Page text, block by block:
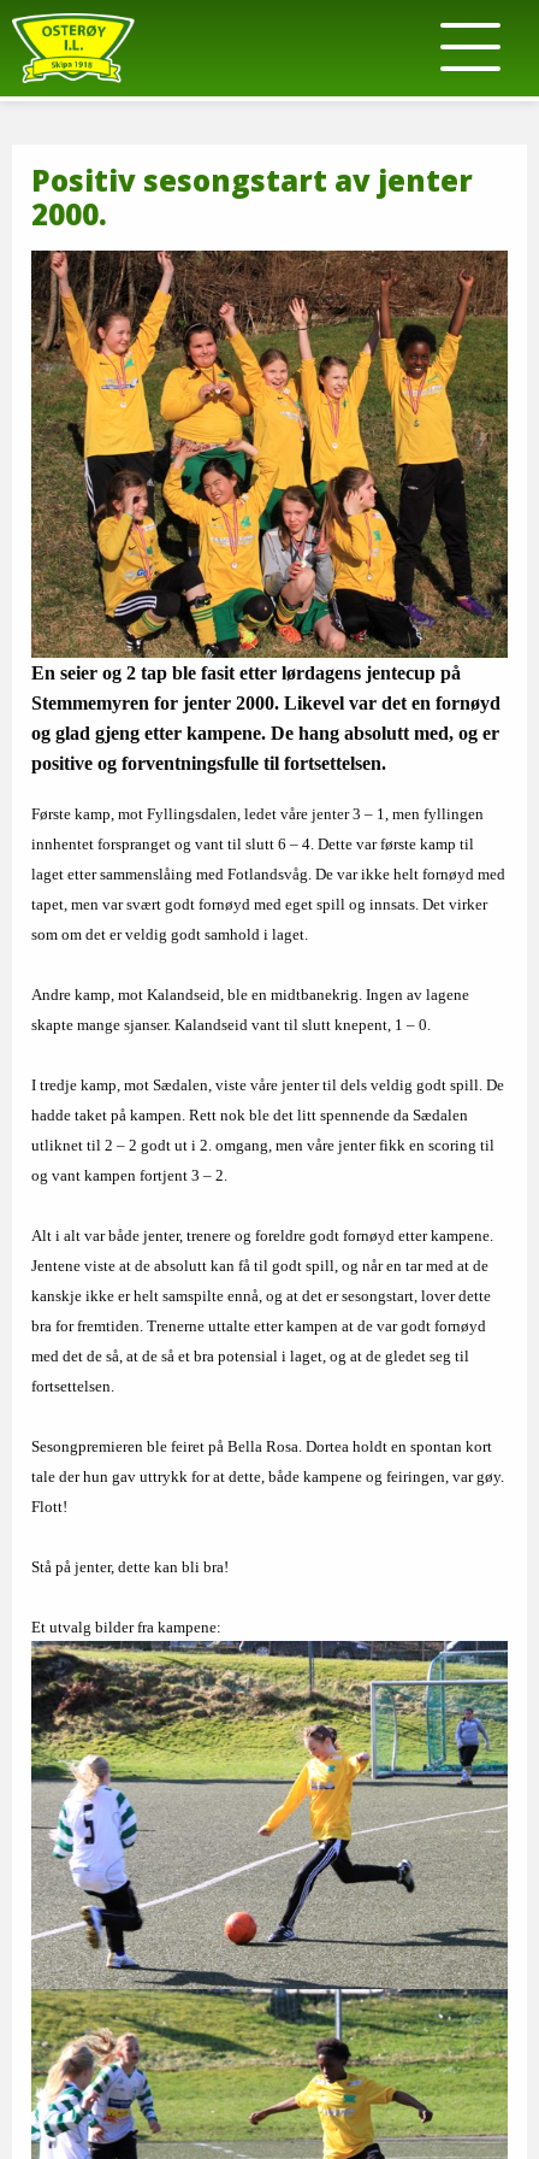
Positiv sesongstart av jenter
2000.
En seier og 2 tap ble fasit etter lørdagens jentecup på
Stemmemyren for jenter 2000. Likevel var det en fornøyd
og glad gjeng etter kampene. De hang absolutt med, og er
positive og forventningsfulle til fortsettelsen.
Første kamp, mot Fyllingsdalen, ledet våre jenter 3 – 1, men fyllingen
innhentet forspranget og vant til slutt 6 – 4. Dette var første kamp til
laget etter sammenslåing med Fotlandsvåg. De var ikke helt fornøyd med
tapet, men var svært godt fornøyd med eget spill og innsats. Det virker
som om det er veldig godt samhold i laget.
Andre kamp, mot Kalandseid, ble en midtbanekrig. Ingen av lagene
skapte mange sjanser. Kalandseid vant til slutt knepent, 1 – 0.
I tredje kamp, mot Sædalen, viste våre jenter til dels veldig godt spill. De
hadde taket på kampen. Rett nok ble det litt spennende da Sædalen
utliknet til 2 – 2 godt ut i 2. omgang, men våre jenter fikk en scoring til
og vant kampen fortjent 3 – 2.
Alt i alt var både jenter, trenere og foreldre godt fornøyd etter kampene.
Jentene viste at de absolutt kan få til godt spill, og når en tar med at de
kanskje ikke er helt samspilte ennå, og at det er sesongstart, lover dette
bra for fremtiden. Trenerne uttalte etter kampen at de var godt fornøyd
med det de så, at de så et bra potensial i laget, og at de gledet seg til
fortsettelsen.
Sesongpremieren ble feiret på Bella Rosa. Dortea holdt en spontan kort
tale der hun gav uttrykk for at dette, både kampene og feiringen, var gøy.
Flott!
Stå på jenter, dette kan bli bra!
Et utvalg bilder fra kampene: